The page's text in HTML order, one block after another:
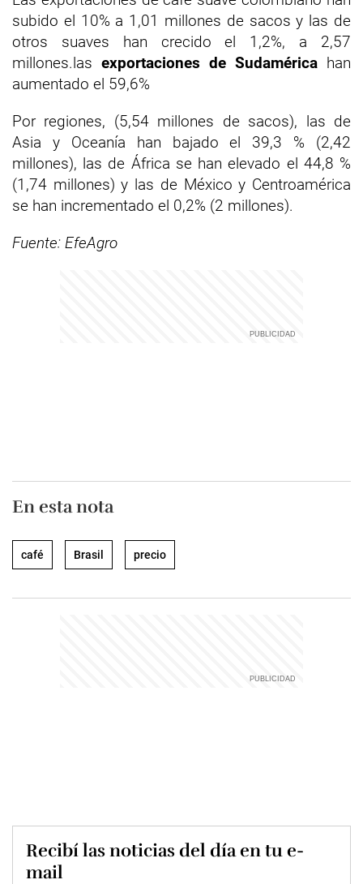
subido el 10% a 1,01 millones de sacos y las de
otros suaves han crecido el 1,2%, a 2,57
millones.las exportaciones de Sudamérica han
aumentado el 59,6%
Por regiones, (5,54 millones de sacos), las de
Asia y Oceanía han bajado el 39,3 % (2,42
millones), las de África se han elevado el 44,8 %
(1,74 millones) y las de México y Centroamérica
se han incrementado el 0,2% (2 millones).
Fuente: EfeAgro
En esta nota
café Brasil precio
Recibí las noticias del día en tu e-
mail